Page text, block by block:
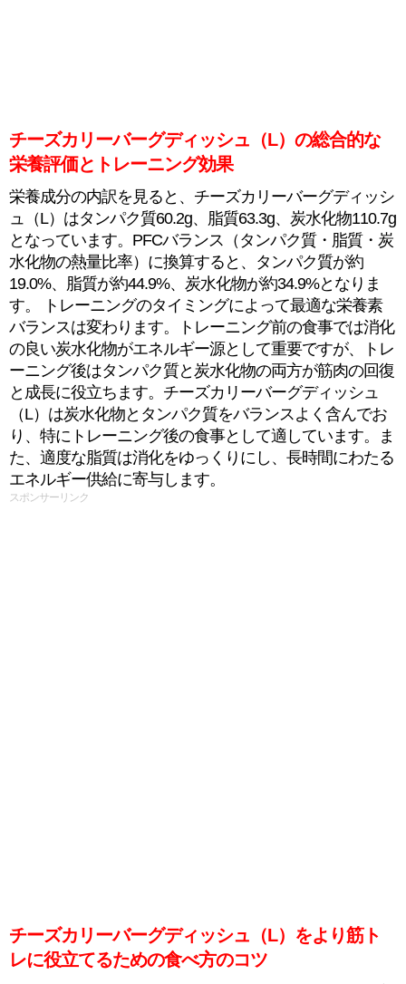
チーズカリーバーグディッシュ（L）の総合的な
栄養評価とトレーニング効果
栄養成分の内訳を見ると、チーズカリーバーグディッシ
ュ（L）はタンパク質60.2g、脂質63.3g、炭水化物110.7g
となっています。PFCバランス（タンパク質・脂質・炭
水化物の熱量比率）に換算すると、タンパク質が約
19.0%、脂質が約44.9%、炭水化物が約34.9%となりま
す。 トレーニングのタイミングによって最適な栄養素
バランスは変わります。トレーニング前の食事では消化
の良い炭水化物がエネルギー源として重要ですが、トレ
ーニング後はタンパク質と炭水化物の両方が筋肉の回復
と成長に役立ちます。チーズカリーバーグディッシュ
（L）は炭水化物とタンパク質をバランスよく含んでお
り、特にトレーニング後の食事として適しています。ま
た、適度な脂質は消化をゆっくりにし、長時間にわたる
エネルギー供給に寄与します。
スポンサーリンク
チーズカリーバーグディッシュ（L）をより筋ト
レに役立てるための食べ方のコツ